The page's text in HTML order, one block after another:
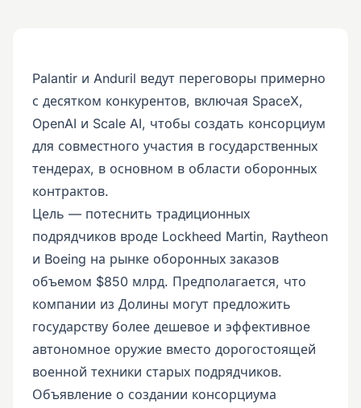
Palantir и Anduril ведут переговоры примерно
с десятком конкурентов, включая SpaceX,
OpenAI и Scale AI, чтобы создать консорциум
для совместного участия в государственных
тендерах, в основном в области оборонных
контрактов.
Цель — потеснить традиционных
подрядчиков вроде Lockheed Martin, Raytheon
и Boeing на рынке оборонных заказов
объемом $850 млрд. Предполагается, что
компании из Долины могут предложить
государству более дешевое и эффективное
автономное оружие вместо дорогостоящей
военной техники старых подрядчиков.
Объявление о создании консорциума